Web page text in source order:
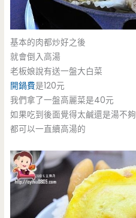
基本的肉都炒好之後
就會倒入高湯
老板娘說有送一盤大白菜
開鍋費是120元
我們拿了一盤高麗菜是40元
如果吃到後面覺得太鹹還是湯不夠
都可以一直續高湯的